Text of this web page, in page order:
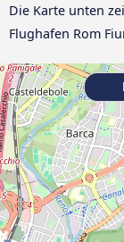
Die Karte unten
Flughafen Rom